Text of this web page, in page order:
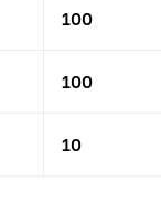
100
100
10